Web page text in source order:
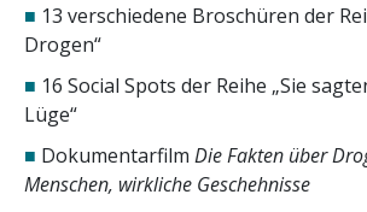
■ 13 verschiedene Broschüren der
Drogen“
■ 16 Social Spots der Reihe „Sie
Lüge“
■ Dokumentarfilm Die Fakten über
Menschen, wirkliche Geschehnisse